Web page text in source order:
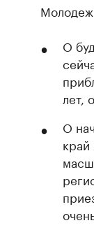
О
лет,
О
край